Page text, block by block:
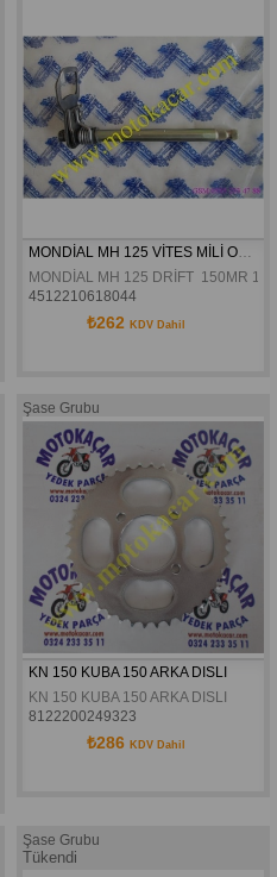
KAPAĞI ORJİNAL
MONDİAL MH 125 VİTES MİLİ ORJİNAL
MONDİAL MH 125 DRİFT  150MR
4512210618044
₺262 KDV Dahil
Şase Grubu
KN 150 KUBA 150 ARKA DISLI
KN 150 KUBA 150 ARKA DISLI
8122200249323
₺286 KDV Dahil
Şase Grubu
Tükendi